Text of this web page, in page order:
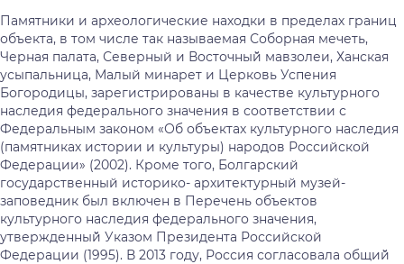
Памятники и археологические находки в пределах границ
объекта, в том числе так называемая Соборная мечеть,
Черная палата, Северный и Восточный̆ мавзолеи, Ханская
усыпальница, Малый минарет и Церковь Успения
Богородицы, зарегистрированы в качестве культурного
наследия федерального значения в соответствии с
Федеральным законом «Об объектах культурного наследия
(памятниках истории и культуры) народов Российской
Федерации» (2002). Кроме того, Болгарский
государственный историко- архитектурный музей-
заповедник был включен в Перечень объектов
культурного наследия федерального значения,
утвержденный̆ Указом Президента Российской
Федерации (1995). В 2013 году, Россия согласовала общий̆